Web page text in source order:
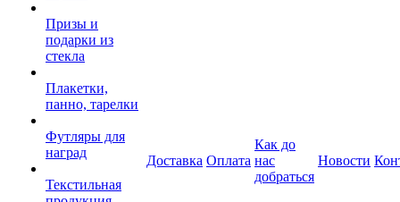
Призы и
подарки из
стекла
Плакетки,
панно, тарелки
Футляры для
наград
Текстильная
Доставка Оплата
Как до
нас
добраться
Новости